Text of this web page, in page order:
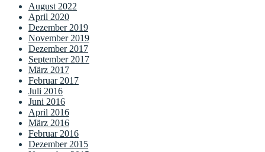
August 2022
April 2020
Dezember 2019
November 2019
Dezember 2017
September 2017
März 2017
Februar 2017
Juli 2016
Juni 2016
April 2016
März 2016
Februar 2016
Dezember 2015